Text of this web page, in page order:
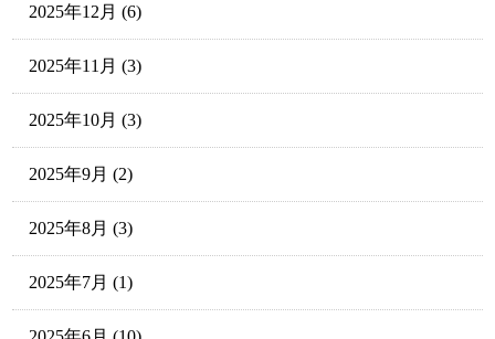
2025年12月 (6)
2025年11月 (3)
2025年10月 (3)
2025年9月 (2)
2025年8月 (3)
2025年7月 (1)